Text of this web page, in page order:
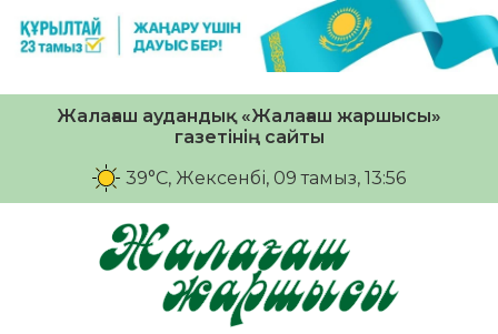
Жалағаш аудандық «Жалағаш жаршысы»
газетінің сайты
39°C, Жексенбі, 09 тамыз, 13:56